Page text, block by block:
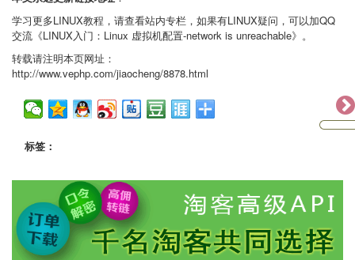
学习更多LINUX教程，请查看站内专栏，如果有LINUX疑问，可以加QQ
交流《LINUX入门：Linux 虚拟机配置-network is unreachable》。
转载请注明本页网址：
http://www.vephp.com/jiaocheng/8878.html
标签：